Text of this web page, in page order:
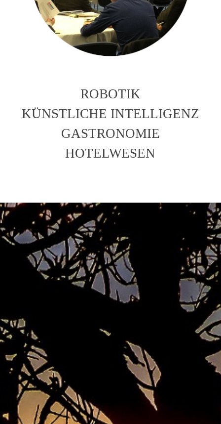
ROBOTIK
KÜNSTLICHE INTELLIGENZ
GASTRONOMIE
HOTELWESEN